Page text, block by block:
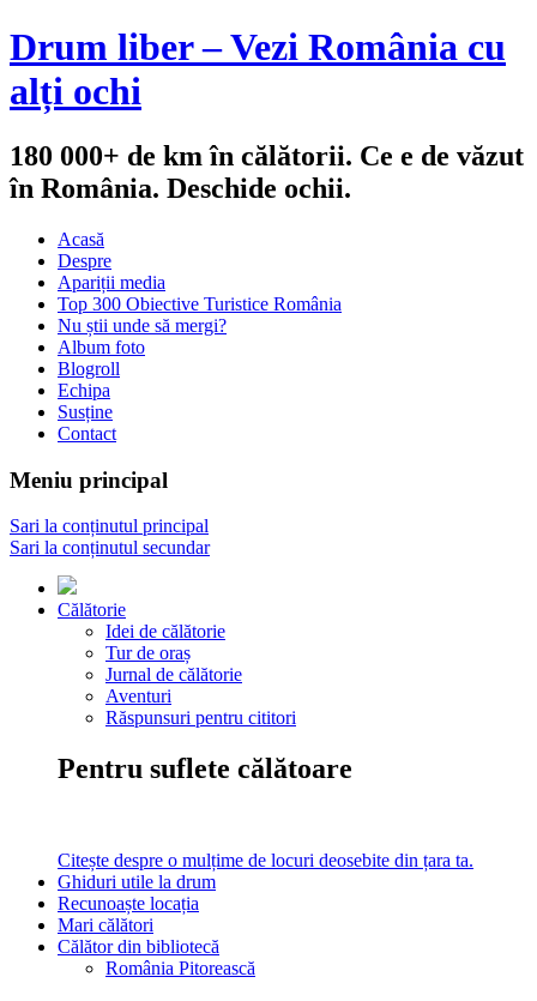
Drum liber – Vezi România cu
alți ochi
180 000+ de km în călătorii. Ce e de văzut
în România. Deschide ochii.
Acasă
Despre
Apariții media
Top 300 Obiective Turistice România
Nu știi unde să mergi?
Album foto
Blogroll
Echipa
Susține
Contact
Meniu principal
Sari la conținutul principal
Sari la conținutul secundar
Călătorie
Idei de călătorie
Tur de oraș
Jurnal de călătorie
Aventuri
Răspunsuri pentru cititori
Pentru suflete călătoare
Citește despre o mulțime de locuri deosebite din țara ta.
Ghiduri utile la drum
Recunoaște locația
Mari călători
Călător din bibliotecă
România Pitorească